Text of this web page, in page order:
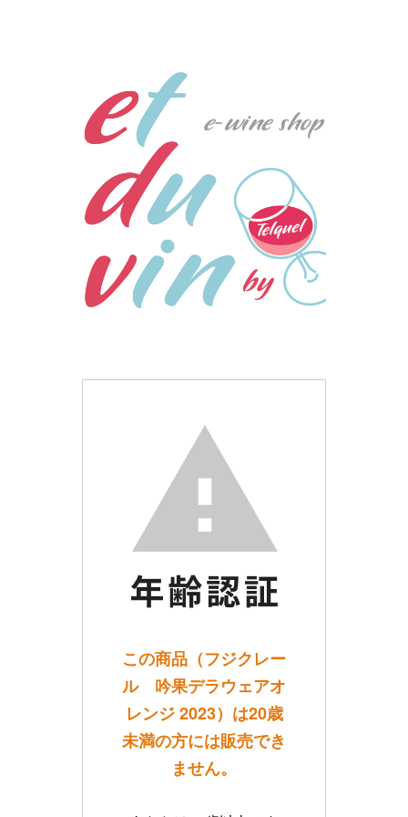
この商品（フジクレー
ル 吟果デラウェアオ
レンジ 2023）は20歳
未満の方には販売でき
ません。